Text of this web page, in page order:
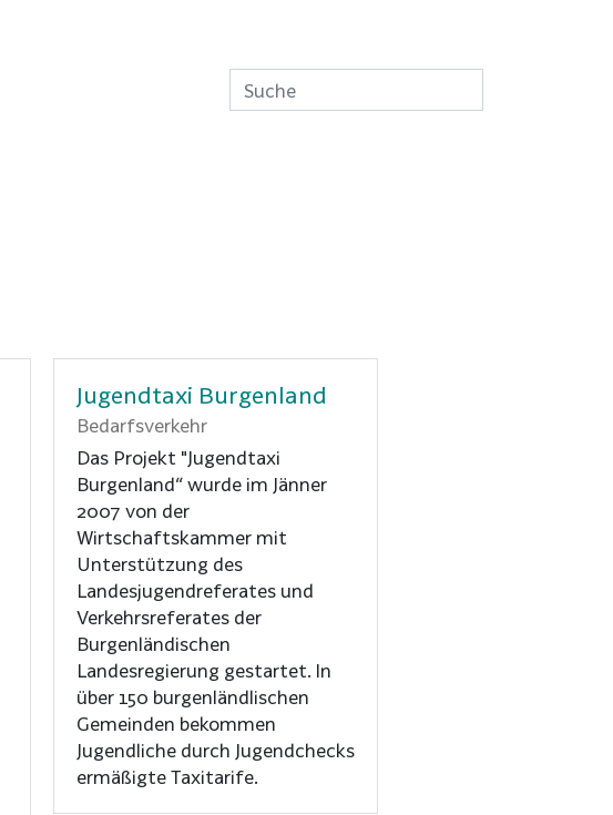
Jugendtaxi Burgenland
Bedarfsverkehr
Das Projekt "Jugendtaxi
Burgenland“ wurde im Jänner
2007 von der
Wirtschaftskammer mit
Unterstützung des
Landesjugendreferates und
Verkehrsreferates der
Burgenländischen
Landesregierung gestartet. In
über 150 burgenländlischen
Gemeinden bekommen
Jugendliche durch Jugendchecks
ermäßigte Taxitarife.